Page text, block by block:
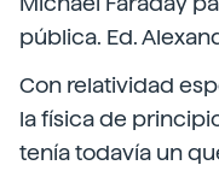
pública. Ed.
Con relatividad
la física de
tenía todavía un